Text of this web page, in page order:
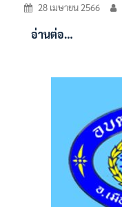
28 เมษายน 2566
อ่านต่อ…